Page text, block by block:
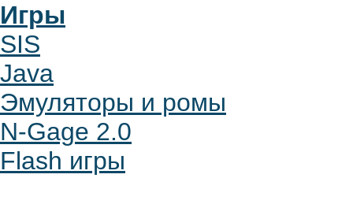
Игры
SIS
Java
Эмуляторы и ромы
N-Gage 2.0
Flash игры